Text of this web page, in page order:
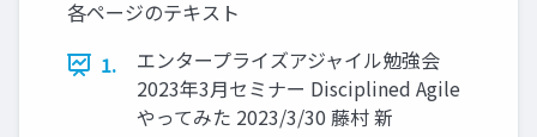
各ページのテキスト
1.
エンタープライズアジャイル勉強会
2023年3月セミナー Disciplined Agile
やってみた 2023/3/30 藤村 新